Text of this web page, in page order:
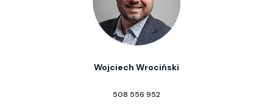
Wojciech Wrociński
508 556 952